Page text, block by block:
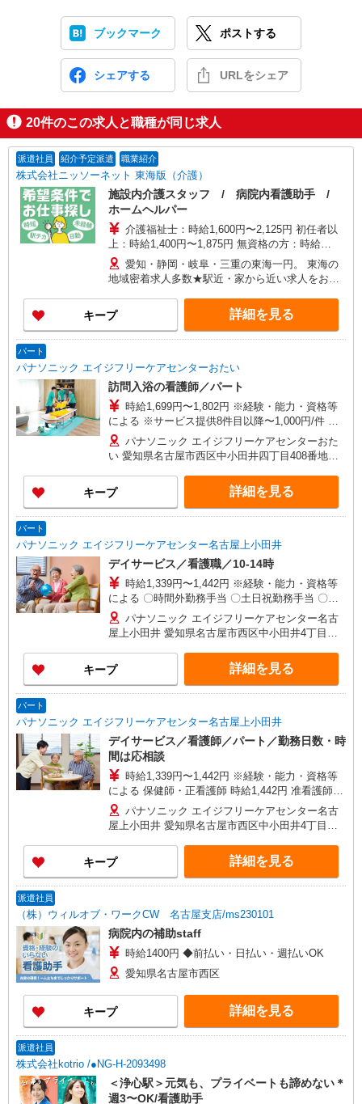
ブックマーク ポストする
シェアする URLをシェア
20件のこの求人と職種が同じ求人
派遣社員 紹介予定派遣 職業紹介
株式会社ニッソーネット 東海版（介護）
施設内介護スタッフ / 病院内看護助手 /
ホームヘルパー
介護福祉士：時給1,600円〜2,125円 初任者以
上：時給1,400円〜1,875円 無資格の方：時給
1,300円〜1,750円 ※給与幅は勤務先による +交通
費、諸手当（勤務先による） +0円で介護資格が取
れる （別途規定） ★給与日払い制度あり！
愛知・静岡・岐阜・三重の東海一円。 東海の
地域密着求人多数★駅近・家から近い求人をお探
キープ 詳細を見る
パート
パナソニック エイジフリーケアセンターおたい
訪問入浴の看護師／パート
時給1,699円〜1,802円 ※経験・能力・資格等
による ※サービス提供8件目以降〜1,000円/件 手
当あり 〇時間外勤務手当 〇土日祝勤務手当 〇無
事故無違反表彰金 〇年末年始勤務手当
パナソニック エイジフリーケアセンターおた
い 愛知県名古屋市西区中小田井四丁目408番地の1
キープ 詳細を見る
パート
パナソニック エイジフリーケアセンター名古屋上小田井
デイサービス／看護職／10-14時
時給1,339円〜1,442円 ※経験・能力・資格等
による 〇時間外勤務手当 〇土日祝勤務手当 〇無
事故無違反表彰金 〇年末年始勤務手当
パナソニック エイジフリーケアセンター名古
屋上小田井 愛知県名古屋市西区中小田井4丁目
キープ 詳細を見る
パート
パナソニック エイジフリーケアセンター名古屋上小田井
デイサービス／看護師／パート／勤務日数・時
間は応相談
時給1,339円〜1,442円 ※経験・能力・資格等
による 保健師・正看護師 時給1,442円 准看護師
時給1,339円 〇時間外勤務手当 〇土日祝勤務手当
〇無事故無違反表彰金 〇年末年始勤務手当
パナソニック エイジフリーケアセンター名古
屋上小田井 愛知県名古屋市西区中小田井4丁目
キープ 詳細を見る
派遣社員
（株）ウィルオブ・ワークCW 名古屋支店/ms230101
病院内の補助staff
時給1400円 ◆前払い・日払い・週払いOK
愛知県名古屋市西区
キープ 詳細を見る
派遣社員
株式会社kotrio /●NG-H-2093498
＜浄心駅＞元気も、プライベートも諦めない＊
週3〜OK/看護助手